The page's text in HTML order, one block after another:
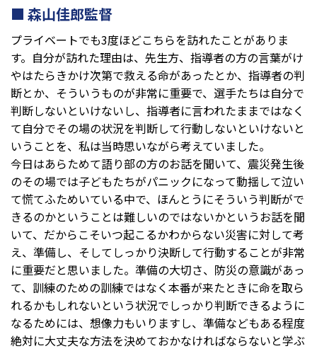
森山佳郎監督
プライベートでも3度ほどこちらを訪れたことがありま
す。自分が訪れた理由は、先生方、指導者の方の言葉がけ
やはたらきかけ次第で救える命があったとか、指導者の判
断とか、そういうものが非常に重要で、選手たちは自分で
判断しないといけないし、指導者に言われたままではなく
て自分でその場の状況を判断して行動しないといけないと
いうことを、私は当時思いながら考えていました。
今日はあらためて語り部の方のお話を聞いて、震災発生後
のその場では子どもたちがパニックになって動揺して泣い
て慌てふためいている中で、ほんとうにそういう判断がで
きるのかということは難しいのではないかというお話を聞
いて、だからこそいつ起こるかわからない災害に対して考
え、準備し、そしてしっかり決断して行動することが非常
に重要だと思いました。準備の大切さ、防災の意識があっ
て、訓練のための訓練ではなく本番が来たときに命を取ら
れるかもしれないという状況でしっかり判断できるように
なるためには、想像力もいりますし、準備などもある程度
絶対に大丈夫な方法を決めておかなければならないと学ぶ